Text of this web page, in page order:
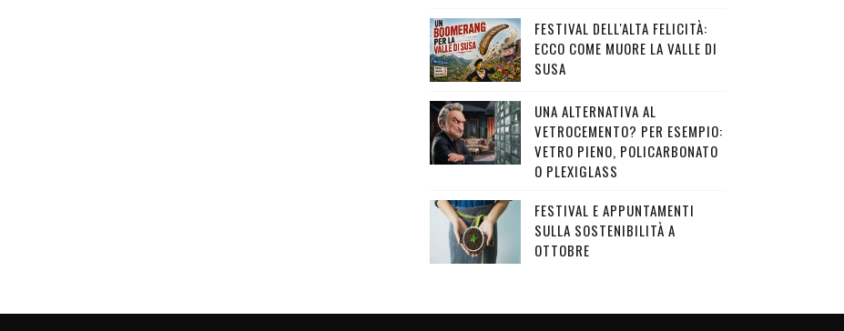
FESTIVAL DELL'ALTA FELICITÀ:
ECCO COME MUORE LA VALLE DI
SUSA
UNA ALTERNATIVA AL
VETROCEMENTO? PER ESEMPIO:
VETRO PIENO, POLICARBONATO
O PLEXIGLASS
FESTIVAL E APPUNTAMENTI
SULLA SOSTENIBILITÀ A
OTTOBRE